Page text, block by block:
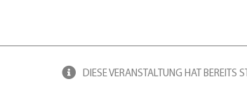
DIESE VERANSTALTUNG HAT BEREITS